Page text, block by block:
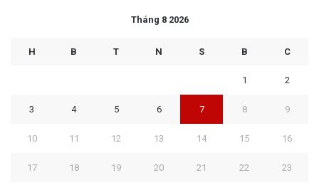
Tháng 8 2026
H B T N S B C
1 2
3 4 5 6 7 8 9
10 11 12 13 14 15 16
17 18 19 20 21 22 23